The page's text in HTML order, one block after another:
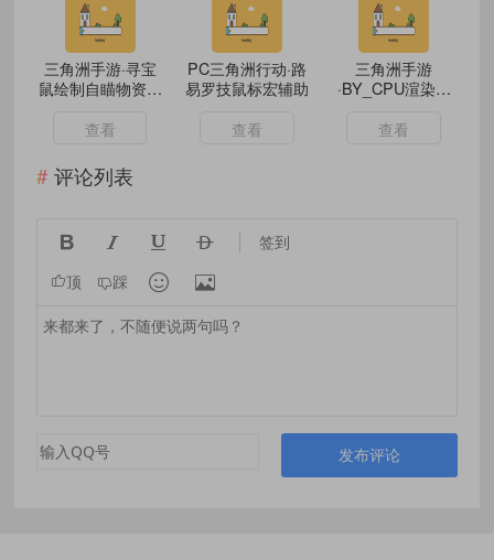
三角洲手游·寻宝
鼠绘制自瞄物资破
查看
PC三角洲行动·路
易罗技鼠标宏辅助
查看
三角洲手游
·BY_CPU渲染绘
v12.0
查看
评论列表
    签到
顶 踩  
发布评论